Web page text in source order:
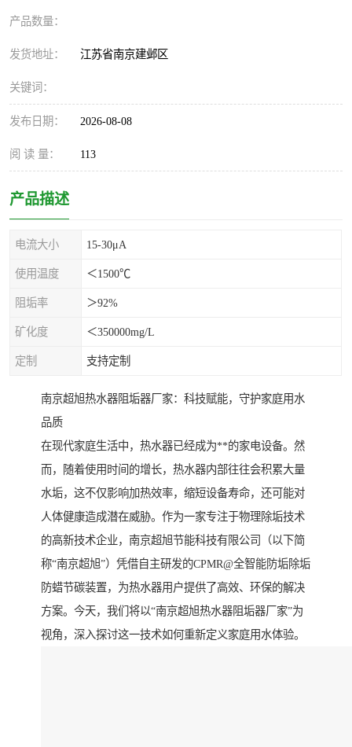
产品数量：
发货地址： 江苏省南京建邺区
关键词：
发布日期： 2026-08-08
阅 读 量： 113
产品描述
电流大小 15-30μA
使用温度 ＜1500℃
阻垢率 ＞92%
矿化度 ＜350000mg/L
定制 支持定制
南京超旭热水器阻垢器厂家：科技赋能，守护家庭用水
品质
在现代家庭生活中，热水器已经成为**的家电设备。然
而，随着使用时间的增长，热水器内部往往会积累大量
水垢，这不仅影响加热效率，缩短设备寿命，还可能对
人体健康造成潜在威胁。作为一家专注于物理除垢技术
的高新技术企业，南京超旭节能科技有限公司（以下简
称“南京超旭”）凭借自主研发的CPMR@全智能防垢除垢
防蜡节碳装置，为热水器用户提供了高效、环保的解决
方案。今天，我们将以“南京超旭热水器阻垢器厂家”为
视角，深入探讨这一技术如何重新定义家庭用水体验。